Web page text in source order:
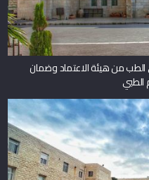
من هيئة الاعتماد وضمان
الطبي